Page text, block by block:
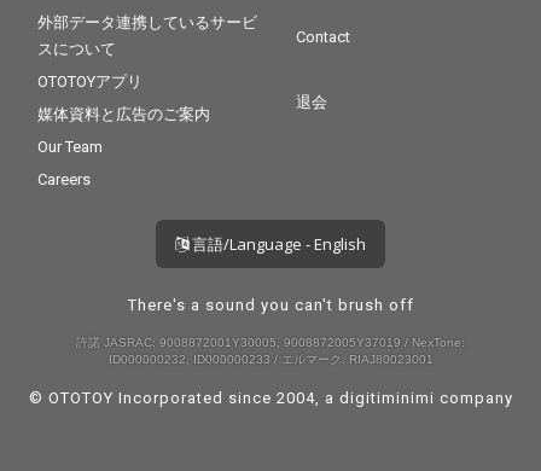
外部データ連携しているサービ
スについて
OTOTOYアプリ
媒体資料と広告のご案内
Our Team
Careers
Contact
退会
言語/Language - English
There's a sound you can't brush off
許諾 JASRAC: 9008872001Y30005, 9008872005Y37019 / NexTone:
ID000000232, ID000000233 / エルマーク: RIAJ80023001
© OTOTOY Incorporated since 2004, a digitiminimi company